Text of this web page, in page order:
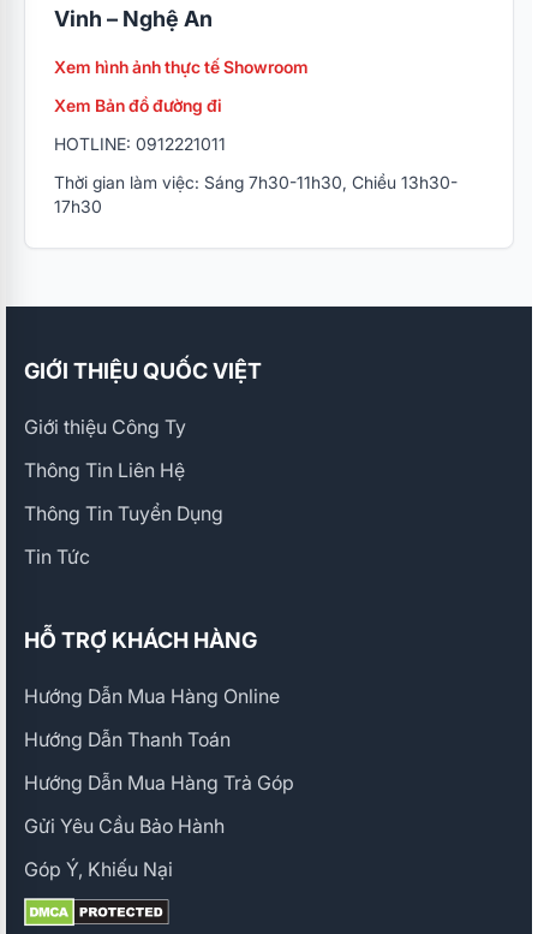
năm, máy nén 5 năm
Thời gian bảo hành máy điều hòa Midea chính
hãng cho toàn bộ sản phẩm 3 năm, máy nén 5
một cách nhanh chóng và tận tâm, giúp khách
hàng luôn yên tâm khi sử dụng.
Vinh – Nghệ An
Xem hình ảnh thực tế Showroom
Xem Bản đồ đường đi
HOTLINE: 0912221011
Thời gian làm việc: Sáng 7h30-11h30, Chiều 13h30-
17h30
GIỚI THIỆU QUỐC VIỆT
Giới thiệu Công Ty
Thông Tin Liên Hệ
Thông Tin Tuyển Dụng
Tin Tức
HỖ TRỢ KHÁCH HÀNG
Hướng Dẫn Mua Hàng Online
Hướng Dẫn Thanh Toán
Hướng Dẫn Mua Hàng Trả Góp
Gửi Yêu Cầu Bảo Hành
Góp Ý, Khiếu Nại